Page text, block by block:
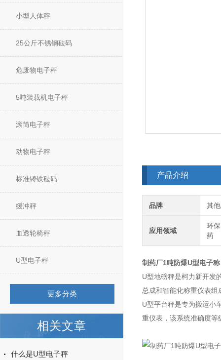
小型人体秤
25公斤不锈钢砝码
危废物电子秤
5吨装载机电子秤
滚筒电子秤
动物电子秤
标准铸铁砝码
缓冲秤
血透轮椅秤
U型电子秤
更多分类
相关文章
什么是U型电子秤
产品介绍
品牌 其
应用领域
环
药
制药厂1吨防爆U型电子
U型地磅秤是柯力新开发
总成和智能化称重仪表
U型平台秤是专为搬运小
重仪表，该系统准确度